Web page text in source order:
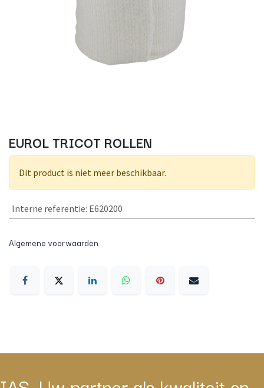
EUROL TRICOT ROLLEN
Dit product is niet meer beschikbaar.
Interne referentie: E620200
Algemene voorwaarden